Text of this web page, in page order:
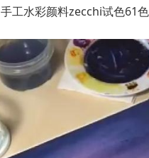
手工水彩颜料zecchi试色61